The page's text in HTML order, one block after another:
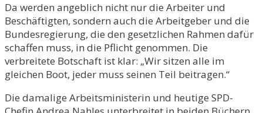
Da werden angeblich nicht nur die Arbeiter und
Beschäftigten, sondern auch die Arbeitgeber und die
Bundesregierung, die den gesetzlichen Rahmen dafür
schaffen muss, in die Pflicht genommen. Die
verbreitete Botschaft ist klar: „Wir sitzen alle im
gleichen Boot, jeder muss seinen Teil beitragen.“
Die damalige Arbeitsministerin und heutige SPD-